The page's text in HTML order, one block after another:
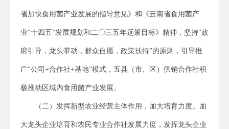
省加快食用菌产业发展的指导意见》和《云南省食用菌产
业“十四五”发展规划和二〇三五年远景目标》精神，坚持“政
府引导，龙头带动，群众自愿，政策扶持”的原则，引导推
广“公司+合作社+基地”模式，五县（市、区）供销合作社积
极推动区域内食用菌产业发展。
（二）发挥新型农业经营主体作用，加大培育力度。加
大龙头企业培育和农民专业合作社发展力度，发挥龙头企业